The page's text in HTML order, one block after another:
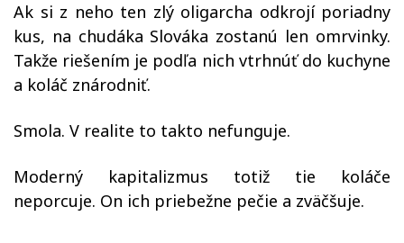
Ak si z neho ten zlý oligarcha odkrojí poriadny
kus, na chudáka Slováka zostanú len omrvinky.
Takže riešením je podľa nich vtrhnúť do kuchyne
a koláč znárodniť.
Smola. V realite to takto nefunguje.
Moderný kapitalizmus totiž tie koláče
neporcuje. On ich priebežne pečie a zväčšuje.